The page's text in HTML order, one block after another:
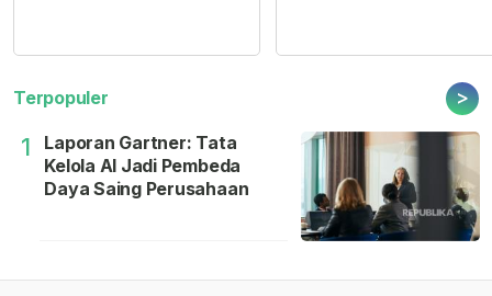
Terpopuler >
1
Laporan Gartner: Tata
Kelola AI Jadi Pembeda
Daya Saing Perusahaan